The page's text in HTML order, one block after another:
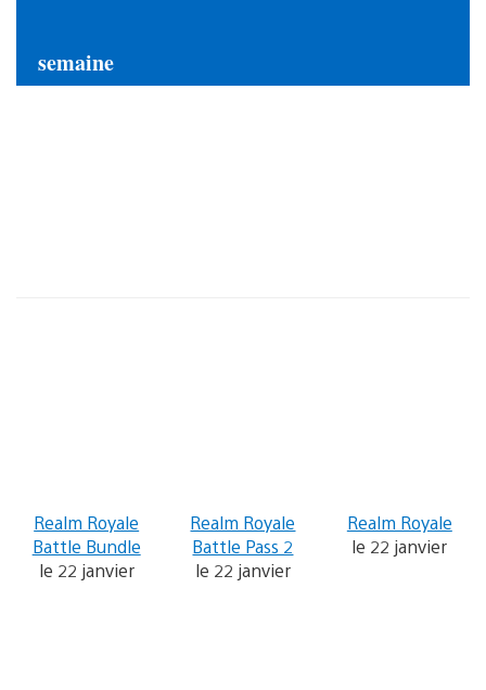
semaine
Realm Royale
Battle Bundle
le 22 janvier
Realm Royale
Battle Pass 2
le 22 janvier
Realm Royale
le 22 janvier